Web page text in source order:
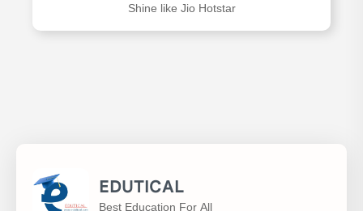
Shine like Jio Hotstar
EDUTICAL
Best Education For All